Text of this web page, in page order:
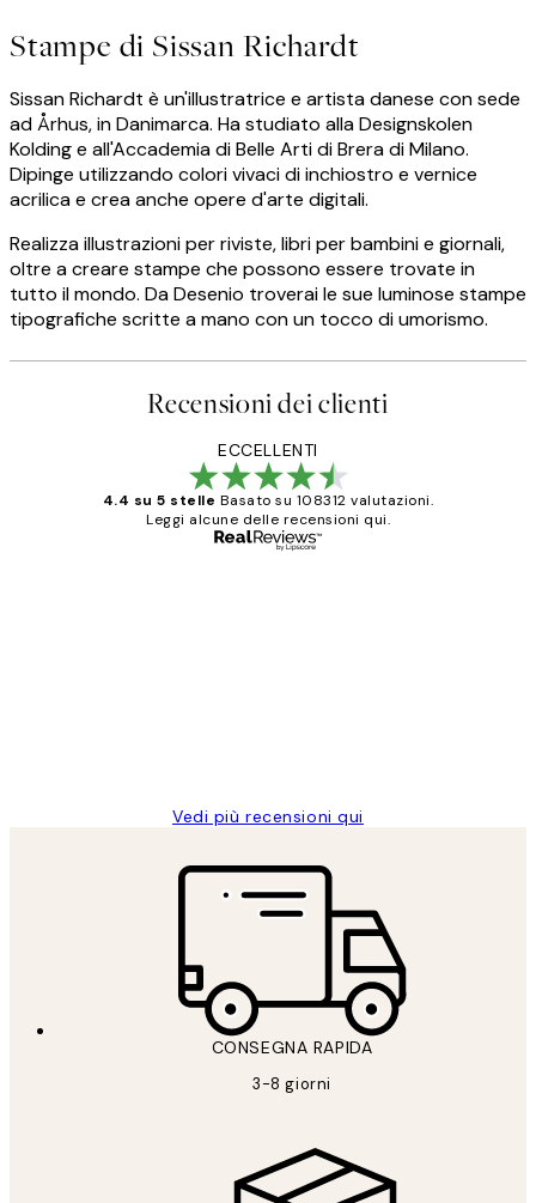
Stampe di Sissan Richardt
Sissan Richardt è un'illustratrice e artista danese con sede
ad Århus, in Danimarca. Ha studiato alla Designskolen
Kolding e all'Accademia di Belle Arti di Brera di Milano.
Dipinge utilizzando colori vivaci di inchiostro e vernice
acrilica e crea anche opere d'arte digitali.
Realizza illustrazioni per riviste, libri per bambini e giornali,
oltre a creare stampe che possono essere trovate in
tutto il mondo. Da Desenio troverai le sue luminose stampe
tipografiche scritte a mano con un tocco di umorismo.
Recensioni dei clienti
ECCELLENTI
4.4 su 5 stelle Basato su 108312 valutazioni.
Leggi alcune delle recensioni qui.
Vedi più recensioni qui
CONSEGNA RAPIDA
3-8 giorni